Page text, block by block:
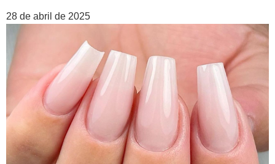
28 de abril de 2025